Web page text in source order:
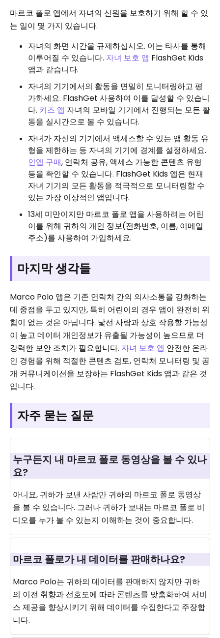
마르코 폴로 앱에서 자녀의 신원을 보호하기 위해 할 수 있
는 일이 몇 가지 있습니다.
자녀의 화면 시간을 규제하십시오. 이는 타사를 통해
이루어질 수 있습니다. 자녀 보호 앱 FlashGet Kids
앱과 같습니다.
자녀의 기기에서의 활동을 면밀히 모니터링하고 평
가하세요. FlashGet 사용하여 이를 달성할 수 있습니
다. 키즈 앱 자녀의 모바일 기기에서 진행되는 모든 활
동을 실시간으로 볼 수 있습니다.
자녀가 자신의 기기에서 액세스할 수 있는 앱 활동 유
형을 제한하는 등 자녀의 기기에 경계를 설정하세요.
인앱 구매, 연락처 공유, 액세스 가능한 콘텐츠 유형
등을 확인할 수 있습니다. FlashGet Kids 앱은 현재
자녀 기기의 모든 활동을 적극적으로 모니터링할 수
있는 가장 이상적인 앱입니다.
13세 미만이지만 마르코 폴로 앱을 사용하려는 어린
이를 위해 귀하의 개인 정보(전화번호, 이름, 이메일
주소)를 사용하여 가입하세요.
마지막 생각들
Marco Polo 앱은 기존 연락처 간의 의사소통을 강화하는
데 중점을 두고 있지만, 특히 어린이의 경우 앱이 완전히 위
험이 없는 것은 아닙니다. 낯선 사람과 상호 작용할 가능성
이 높고 데이터 개인정보가 유출될 가능성이 높으므로 더
강력한 보안 조치가 필요합니다. 자녀 보호 앱 안전한 온라
인 경험을 위해 적절한 콘텐츠 검토, 연락처 모니터링 및 공
개 커뮤니케이션을 보장하는 FlashGet Kids 앱과 같은 것
입니다.
자주 묻는 질문
누구든지 내 마르코 폴로 동영상을 볼 수 있나
요?
아니요, 귀하가 보낸 사람만 귀하의 마르코 폴로 동영상
을 볼 수 있습니다. 그러나 귀하가 보내는 마르코 폴로 비
디오를 누가 볼 수 있는지 이해하는 것이 중요합니다.
마르코 폴로가 내 데이터를 판매하나요?
Marco Polo는 귀하의 데이터를 판매하지 않지만 귀하
의 이전 취향과 선호도에 따라 콘텐츠를 맞춤화하여 서비
스 제공을 향상시키기 위해 데이터를 수집한다고 주장합
니다.